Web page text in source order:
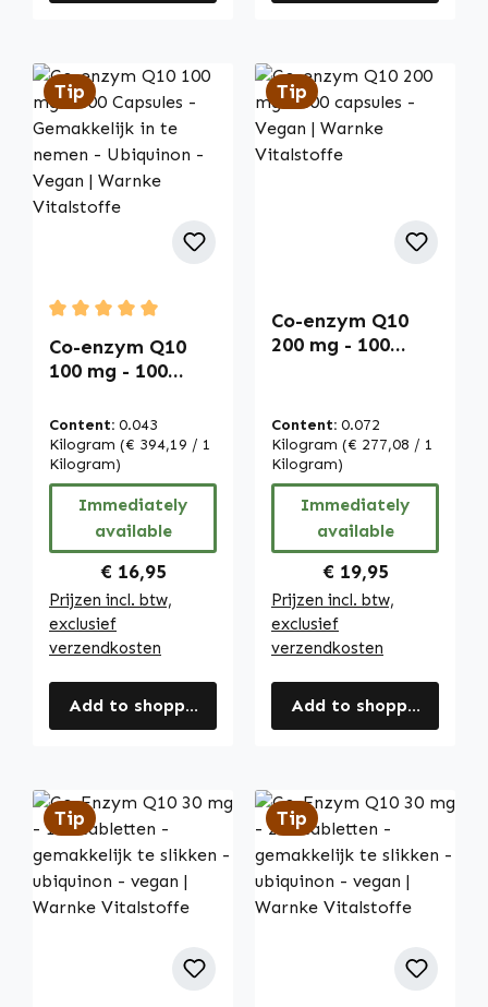
Tip
Average rating of 5 out of 5 stars
Co-enzym Q10
100 mg - 100
Gemakkelijk in te
nemen -
Ubiquinon -
Vegan | Warnke
Vitalstoffe
Content: 0.043
Kilogram (€ 394,19 / 1
Kilogram)
Immediately
available
Regular price:
€ 16,95
Prijzen incl. btw,
exclusief
verzendkosten
Add to shopping cart
Tip
Co-enzym Q10
200 mg - 100
Vitalstoffe
Content: 0.072
Kilogram (€ 277,08 / 1
Kilogram)
Immediately
available
Regular price:
€ 19,95
Prijzen incl. btw,
exclusief
verzendkosten
Add to shopping cart
Tip Tip